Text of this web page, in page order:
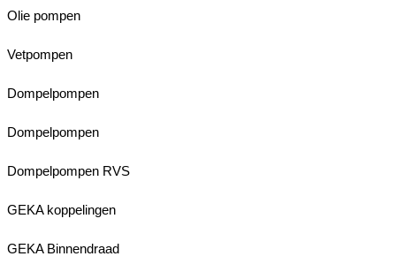
Olie pompen
Vetpompen
Dompelpompen
Dompelpompen
Dompelpompen RVS
GEKA koppelingen
GEKA Binnendraad